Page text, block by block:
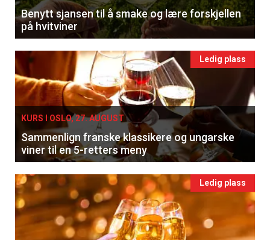
Benytt sjansen til å smake og lære forskjellen
på hvitviner
Ledig plass
KURS I OSLO, 27. AUGUST
Sammenlign franske klassikere og ungarske
viner til en 5-retters meny
Ledig plass